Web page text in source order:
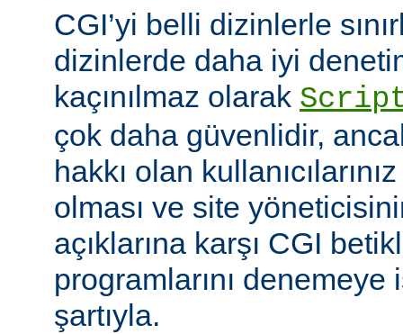
CGI’yi belli dizinlerle
dizinlerde daha iyi
kaçınılmaz olarak
çok daha güvenlidir,
hakkı olan
olması ve site
açıklarına karşı CGI
programlarını denemeye
şartıyla.